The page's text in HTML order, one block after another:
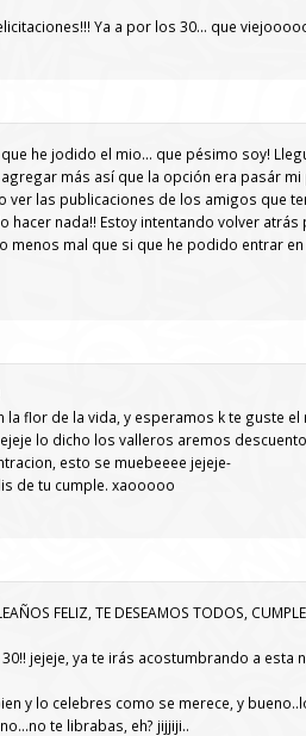
Ya a por los 30… que
he jodido el mio… que pésimo soy!
más así que la opción era pasár
ver las publicaciones de los amigos que
hacer nada!! Estoy intentando volver atrás
menos mal que si que he podido entrar en
la flor de la vida, y esperamos k te guste
lo dicho los valleros aremos
esto se muebeeee jejeje-
de tu cumple. xaooooo
FELIZ, TE DESEAMOS TODOS,
jejeje, ya te irás acostumbrando a esta
y lo celebres como se merece, y
te librabas, eh? jijjiji..